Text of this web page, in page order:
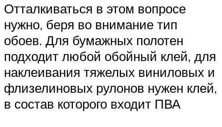
Отталкиваться в этом вопросе
нужно, беря во внимание тип
обоев. Для бумажных полотен
подходит любой обойный клей, для
наклеивания тяжелых виниловых и
флизелиновых рулонов нужен клей,
в состав которого входит ПВА